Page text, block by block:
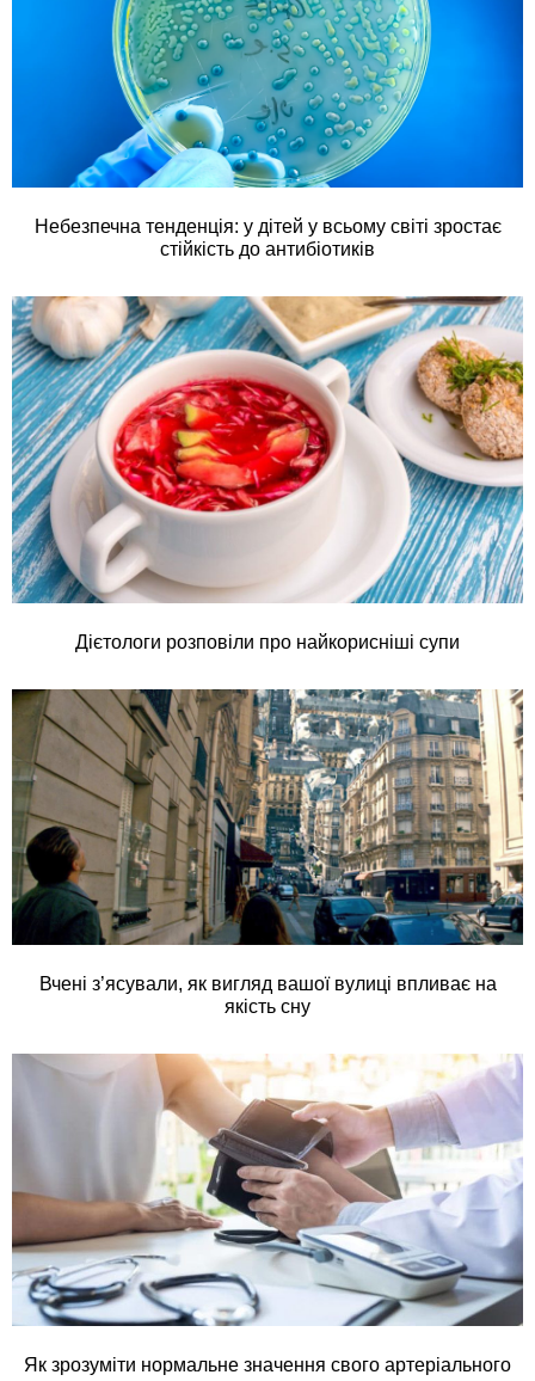
Небезпечна тенденція: у дітей у всьому світі зростає
стійкість до антибіотиків
Дієтологи розповіли про найкорисніші супи
Вчені з’ясували, як вигляд вашої вулиці впливає на
якість сну
Як зрозуміти нормальне значення свого артеріального